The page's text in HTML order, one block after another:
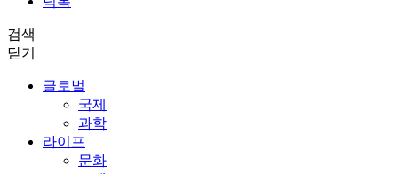
검색
닫기
글로벌
국제
과학
라이프
문화